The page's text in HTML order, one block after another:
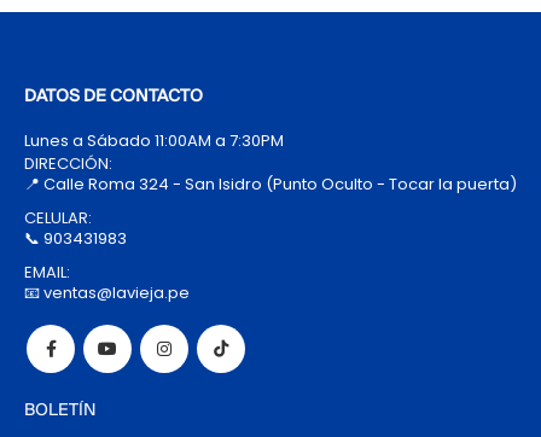
DATOS DE CONTACTO
Lunes a Sábado 11:00AM a 7:30PM
DIRECCIÓN:
📍 Calle Roma 324 - San Isidro (Punto Oculto - Tocar la puerta)
CELULAR:
📞 903431983
EMAIL:
📧 ventas@lavieja.pe
BOLETÍN